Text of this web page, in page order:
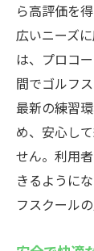
ールウ
仕
効
通
ス
プ
ら高評価を
広いニーズ
は、プロコ
間でゴルフ
最新の練習
め、安心し
せん。利用
きるように
フスクール